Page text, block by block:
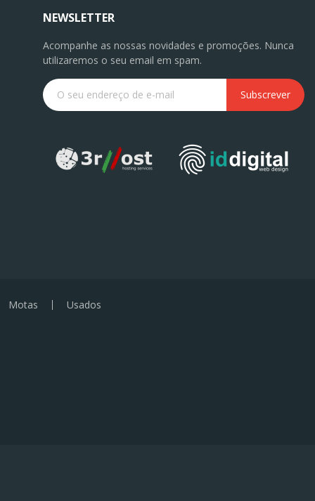
NEWSLETTER
Acompanhe as nossas novidades e promoções. Nunca
utilizaremos o seu email em spam.
Subscrever
Motas Usados